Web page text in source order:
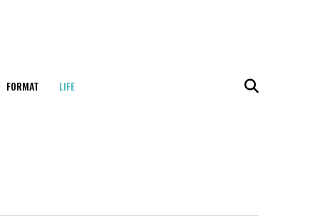
FORMAT LIFE